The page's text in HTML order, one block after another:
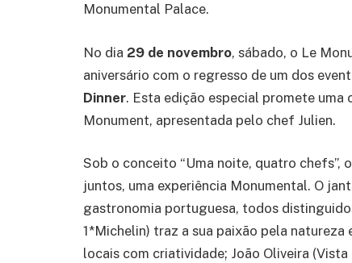
Monumental Palace.
No dia 29 de novembro, sábado, o Le
aniversário com o regresso de um dos
Dinner. Esta edição especial promete
Monument, apresentada pelo chef Julien.
Sob o conceito “Uma noite, quatro chefs”,
juntos, uma experiência Monumental. O
gastronomia portuguesa, todos
1*Michelin) traz a sua paixão pela
locais com criatividade; João Oliveira